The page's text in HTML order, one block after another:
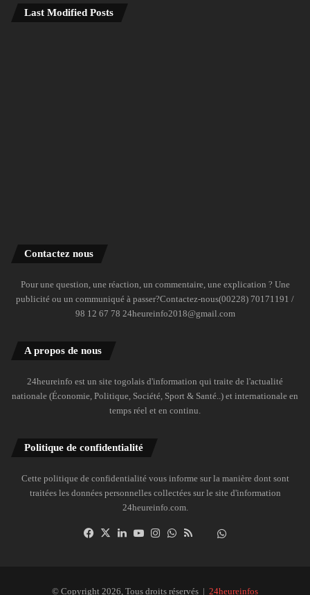
Last Modified Posts
Contactez nous
Pour une question, une réaction, un commentaire, une explication ? Une
publicité ou un communiqué à passer?Contactez-nous(00228) 70171191 /
98 12 67 78 24heureinfo2018@gmail.com
A propos de nous
24heureinfo est un site togolais d'information qui traite de l'actualité
nationale (Économie, Politique, Société, Sport & Santé..) et internationale en
temps réel et en continu.
Politique de confidentialité
Cette politique de confidentialité vous informe sur la manière dont sont
traitées les données personnelles collectées sur le site d'information
24heureinfo.com.
Facebook
X LinkedinYouTubeInstagramWhatsAppDailymotion
© Copyright 2026, Tous droits réservés | 24heureinfos